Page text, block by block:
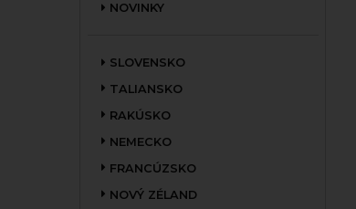
NOVINKY
SLOVENSKO
TALIANSKO
RAKÚSKO
NEMECKO
FRANCÚZSKO
NOVÝ ZÉLAND